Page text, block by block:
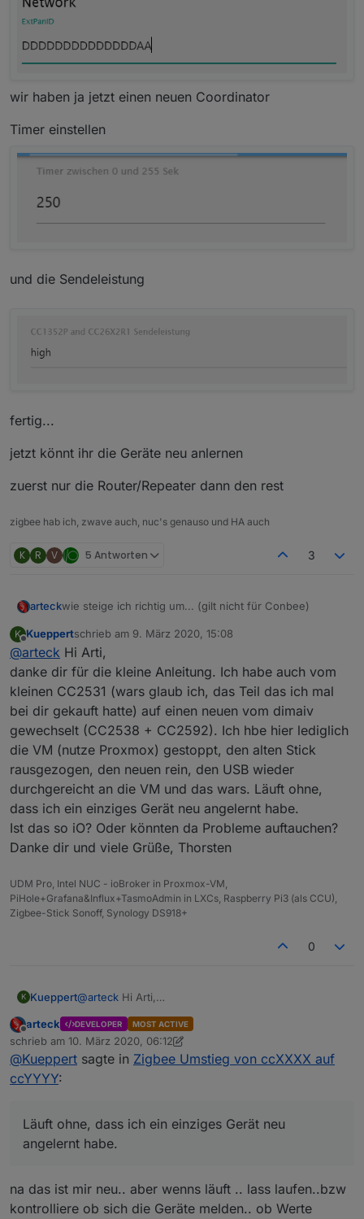
wir haben ja jetzt einen neuen Coordinator
Timer einstellen
und die Sendeleistung
fertig...
jetzt könnt ihr die Geräte neu anlernen
zuerst nur die Router/Repeater dann den rest
zigbee hab ich, zwave auch, nuc's genauso und HA auch
K R V 5 Antworten 3
arteckwie steige ich richtig um... (gilt nicht für Conbee)
bei einem Umstieg von dem cc2531 auf irgendwas
anderes ccYYYY müssen die Geräte leider neu
angelernt werden..
aber die Datenpunkte bzw. Zigbee Adapter muss nicht
gelöscht werden.. so gehts
als erstes Sicherung anlegen
Zigbee Adapter Stopen
konsole auf und mit
die Dateien löschen
jetzt den Stick umstecken.. und
mal ändern auf
Timer einstellen
und die Sendeleistung
fertig...
jetzt könnt ihr die Geräte neu anlernen
zuerst nur die Router/Repeater dann den rest
K
Offline
Kueppertschrieb am 9. März 2020, 15:08
zuletzt editiert von
@arteck Hi Arti,
danke dir für die kleine Anleitung. Ich habe auch vom
kleinen CC2531 (wars glaub ich, das Teil das ich mal
bei dir gekauft hatte) auf einen neuen vom dimaiv
gewechselt (CC2538 + CC2592). Ich hbe hier lediglich
die VM (nutze Proxmox) gestoppt, den alten Stick
rausgezogen, den neuen rein, den USB wieder
durchgereicht an die VM und das wars. Läuft ohne,
dass ich ein einziges Gerät neu angelernt habe.
Ist das so iO? Oder könnten da Probleme auftauchen?
Danke dir und viele Grüße, Thorsten
UDM Pro, Intel NUC - ioBroker in Proxmox-VM,
PiHole+Grafana&Influx+TasmoAdmin in LXCs, Raspberry Pi3 (als CCU),
Zigbee-Stick Sonoff, Synology DS918+
0
K Kueppert@arteck Hi Arti,
kleinen CC2531 (wars glaub ich, das Teil das ich mal
bei dir gekauft hatte) auf einen neuen vom dimaiv
gewechselt (CC2538 + CC2592). Ich hbe hier
dass ich ein einziges Gerät neu angelernt habe.
Ist das so iO? Oder könnten da Probleme
auftauchen?
Offline
arteck DEVELOPER MOST ACTIVE
schrieb am 10. März 2020, 06:12
zuletzt editiert von arteck3. Okt. 2020, 07:13
@Kueppert sagte in Zigbee Umstieg von ccXXXX auf
ccYYYY:
Läuft ohne, dass ich ein einziges Gerät neu
angelernt habe.
na das ist mir neu.. aber wenns läuft .. lass laufen..bzw
kontrolliere ob sich die Geräte melden.. ob Werte